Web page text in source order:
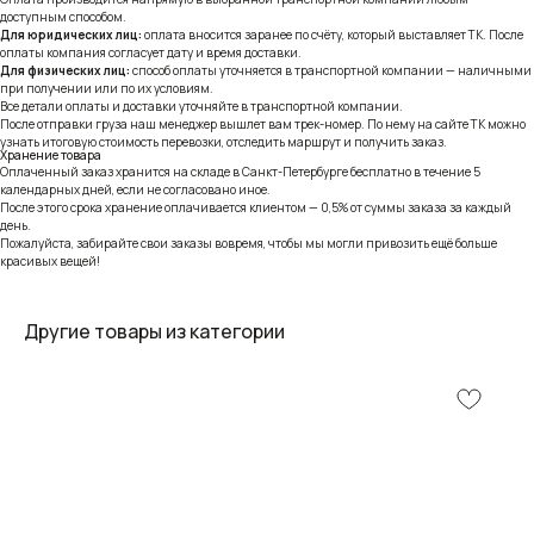
доступным способом.
Для юридических лиц: оплата вносится заранее по счёту, который выставляет ТК. После
оплаты компания согласует дату и время доставки.
Для физических лиц: способ оплаты уточняется в транспортной компании — наличными
при получении или по их условиям.
Все детали оплаты и доставки уточняйте в транспортной компании.
После отправки груза наш менеджер вышлет вам трек-номер. По нему на сайте ТК можно
узнать итоговую стоимость перевозки, отследить маршрут и получить заказ.
Хранение товара
Оплаченный заказ хранится на складе в Санкт-Петербурге бесплатно в течение 5
календарных дней, если не согласовано иное.
После этого срока хранение оплачивается клиентом — 0,5% от суммы заказа за каждый
день.
Пожалуйста, забирайте свои заказы вовремя, чтобы мы могли привозить ещё больше
красивых вещей!
Другие товары из категории